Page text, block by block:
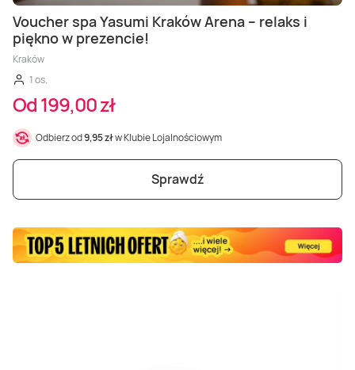
Voucher spa Yasumi Kraków Arena – relaks i
piękno w prezencie!
Kraków
1 os.
Od 199,00 zł
Odbierz od9,95 złw Klubie Lojalnościowym
Sprawdź